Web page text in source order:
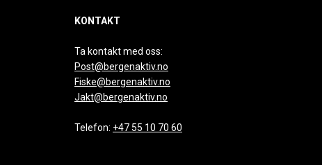
KONTAKT
Ta kontakt med oss:
Post@bergenaktiv.no
Fiske@bergenaktiv.no
Jakt@bergenaktiv.no
Telefon: +47 55 10 70 60